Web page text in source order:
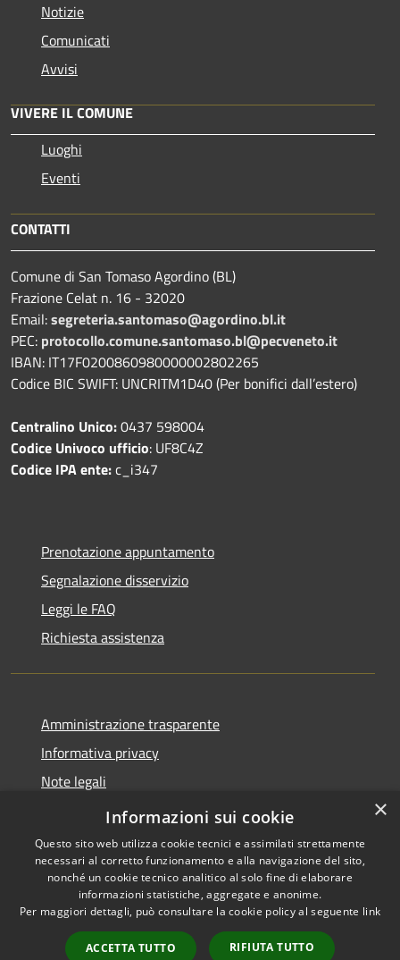
Notizie
Comunicati
Avvisi
VIVERE IL COMUNE
Luoghi
Eventi
CONTATTI
Comune di San Tomaso Agordino (BL)
Frazione Celat n. 16 - 32020
Email:segreteria.santomaso@agordino.bl.it
PEC: protocollo.comune.santomaso.bl@pecveneto.it
IBAN: IT17F0200860980000002802265
Codice BIC SWIFT: UNCRITM1D40 (Per bonifici dall’estero)
Centralino Unico:0437 598004
Codice Univoco ufficio: UF8C4Z
Codice IPA ente:c_i347
Prenotazione appuntamento
Segnalazione disservizio
Leggi le FAQ
Richiesta assistenza
Amministrazione trasparente
Informativa privacy
Note legali
Dichiarazione di accessibilità
Accessibilità
Copyright © 2026 • Comune di
San Tomaso Agordino •
Powered byMunicipium
×
Informazioni sui cookie
Questo sito web utilizza cookie tecnici e assimilati strettamente
necessari al corretto funzionamento e alla navigazione del sito,
nonché un cookie tecnico analitico al solo fine di elaborare
informazioni statistiche, aggregate e anonime.
Per maggiori dettagli, può consultare la cookie policy al seguente link
ACCETTA TUTTO RIFIUTA TUTTO